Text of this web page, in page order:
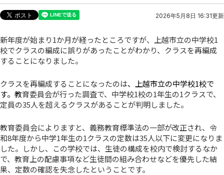
2026年5月8日 16:31更新
新年度が始まり1か月が経ったところですが、上越市立の中学校1
校でクラスの編成に誤りがあったことがわかり、クラスを再編成
することになりました。
クラスを再編成することになったのは、上越市立の中学校1校で
す。教育委員会が行った調査で、中学校1校の1年生の1クラスで、
定員の35人を超えるクラスがあることが判明しました。
教育委員会によりますと、義務教育標準法の一部が改正され、令
和8年度から中学1年生の1クラスの定数は35人以下に変更になりま
した。しかし、この学校では、生徒の構成を校内で検討するなか
で、教育上の配慮事項など生徒間の組み合わせなどを優先した結
果、定数の確認を失念したということです。